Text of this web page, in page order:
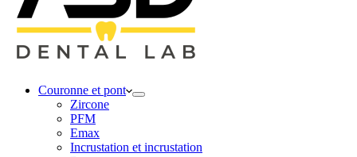
Couronne et pont
Zircone
PFM
Emax
Incrustation et incrustation